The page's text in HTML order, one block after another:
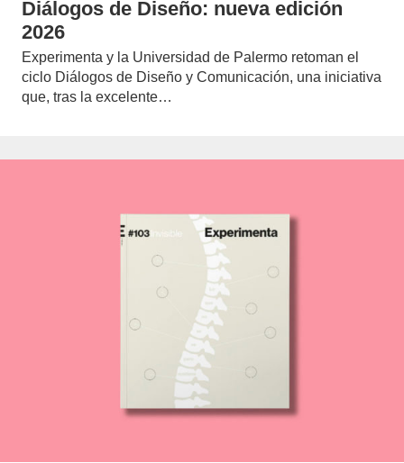
Diálogos de Diseño: nueva edición
2026
Experimenta y la Universidad de Palermo retoman el
ciclo Diálogos de Diseño y Comunicación, una iniciativa
que, tras la excelente…